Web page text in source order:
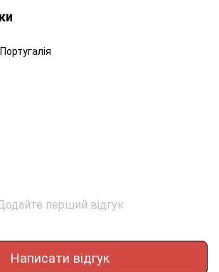
Португалія
перший відгук
Написати відгук